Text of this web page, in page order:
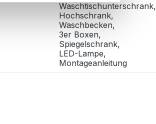
Waschtischunterschrank,
Hochschrank,
Waschbecken,
3er Boxen,
Spiegelschrank,
LED-Lampe,
Montageanleitung